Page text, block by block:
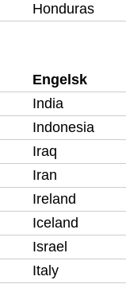
Honduras
Engelsk
India
Indonesia
Iraq
Iran
Ireland
Iceland
Israel
Italy